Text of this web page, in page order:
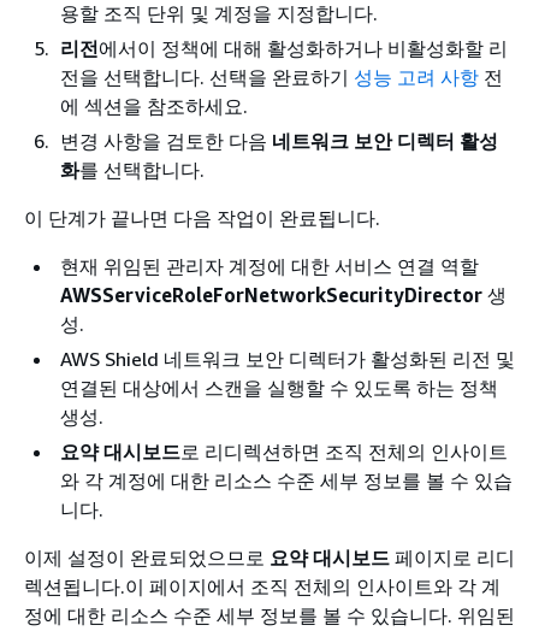
용할 조직 단위 및 계정을 지정합니다.
리전에서이 정책에 대해 활성화하거나 비활성화할 리
전을 선택합니다. 선택을 완료하기 성능 고려 사항 전
에 섹션을 참조하세요.
변경 사항을 검토한 다음 네트워크 보안 디렉터 활성
화를 선택합니다.
이 단계가 끝나면 다음 작업이 완료됩니다.
현재 위임된 관리자 계정에 대한 서비스 연결 역할
AWSServiceRoleForNetworkSecurityDirector 생
성.
AWS Shield 네트워크 보안 디렉터가 활성화된 리전 및
연결된 대상에서 스캔을 실행할 수 있도록 하는 정책
생성.
요약 대시보드로 리디렉션하면 조직 전체의 인사이트
와 각 계정에 대한 리소스 수준 세부 정보를 볼 수 있습
니다.
이제 설정이 완료되었으므로 요약 대시보드 페이지로 리디
렉션됩니다.이 페이지에서 조직 전체의 인사이트와 각 계
정에 대한 리소스 수준 세부 정보를 볼 수 있습니다. 위임된